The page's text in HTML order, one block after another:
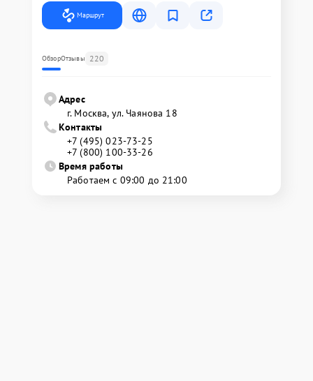
Маршрут
ОбзорОтзывы 220
Адрес
г. Москва, ул. Чаянова 18
Контакты
+7 (495) 023-73-25
+7 (800) 100-33-26
Время работы
Работаем с 09:00 до 21:00